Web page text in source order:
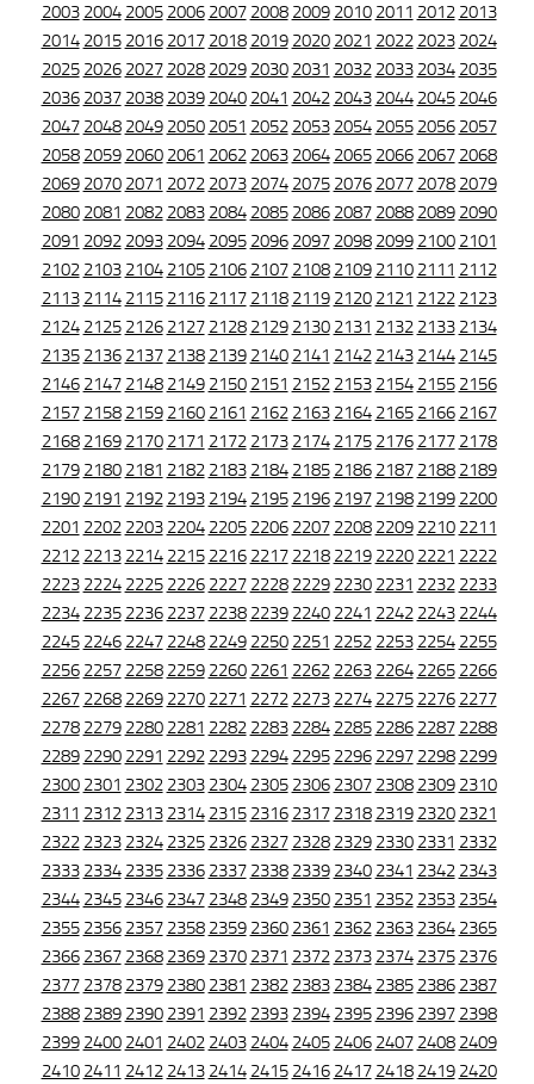
2003 2004 2005 2006 2007 2008 2009 2010 2011 2012 2013
2014 2015 2016 2017 2018 2019 2020 2021 2022 2023 2024
2025 2026 2027 2028 2029 2030 2031 2032 2033 2034 2035
2036 2037 2038 2039 2040 2041 2042 2043 2044 2045 2046
2047 2048 2049 2050 2051 2052 2053 2054 2055 2056 2057
2058 2059 2060 2061 2062 2063 2064 2065 2066 2067 2068
2069 2070 2071 2072 2073 2074 2075 2076 2077 2078 2079
2080 2081 2082 2083 2084 2085 2086 2087 2088 2089 2090
2091 2092 2093 2094 2095 2096 2097 2098 2099 2100 2101
2102 2103 2104 2105 2106 2107 2108 2109 2110 2111 2112
2113 2114 2115 2116 2117 2118 2119 2120 2121 2122 2123
2124 2125 2126 2127 2128 2129 2130 2131 2132 2133 2134
2135 2136 2137 2138 2139 2140 2141 2142 2143 2144 2145
2146 2147 2148 2149 2150 2151 2152 2153 2154 2155 2156
2157 2158 2159 2160 2161 2162 2163 2164 2165 2166 2167
2168 2169 2170 2171 2172 2173 2174 2175 2176 2177 2178
2179 2180 2181 2182 2183 2184 2185 2186 2187 2188 2189
2190 2191 2192 2193 2194 2195 2196 2197 2198 2199 2200
2201 2202 2203 2204 2205 2206 2207 2208 2209 2210 2211
2212 2213 2214 2215 2216 2217 2218 2219 2220 2221 2222
2223 2224 2225 2226 2227 2228 2229 2230 2231 2232 2233
2234 2235 2236 2237 2238 2239 2240 2241 2242 2243 2244
2245 2246 2247 2248 2249 2250 2251 2252 2253 2254 2255
2256 2257 2258 2259 2260 2261 2262 2263 2264 2265 2266
2267 2268 2269 2270 2271 2272 2273 2274 2275 2276 2277
2278 2279 2280 2281 2282 2283 2284 2285 2286 2287 2288
2289 2290 2291 2292 2293 2294 2295 2296 2297 2298 2299
2300 2301 2302 2303 2304 2305 2306 2307 2308 2309 2310
2311 2312 2313 2314 2315 2316 2317 2318 2319 2320 2321
2322 2323 2324 2325 2326 2327 2328 2329 2330 2331 2332
2333 2334 2335 2336 2337 2338 2339 2340 2341 2342 2343
2344 2345 2346 2347 2348 2349 2350 2351 2352 2353 2354
2355 2356 2357 2358 2359 2360 2361 2362 2363 2364 2365
2366 2367 2368 2369 2370 2371 2372 2373 2374 2375 2376
2377 2378 2379 2380 2381 2382 2383 2384 2385 2386 2387
2388 2389 2390 2391 2392 2393 2394 2395 2396 2397 2398
2399 2400 2401 2402 2403 2404 2405 2406 2407 2408 2409
2410 2411 2412 2413 2414 2415 2416 2417 2418 2419 2420